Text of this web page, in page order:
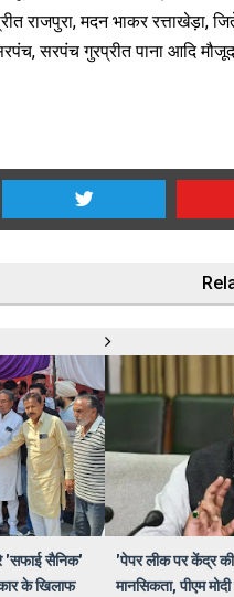
राजपुरा, मदन भाकर रत्ताखेड़ा,
सरपंच गुरप्रीत पाना आदि
'सफाई सैनिक'
के खिलाफ
'पेपर लीक पर केंद्र की
मानसिकता, पीएम